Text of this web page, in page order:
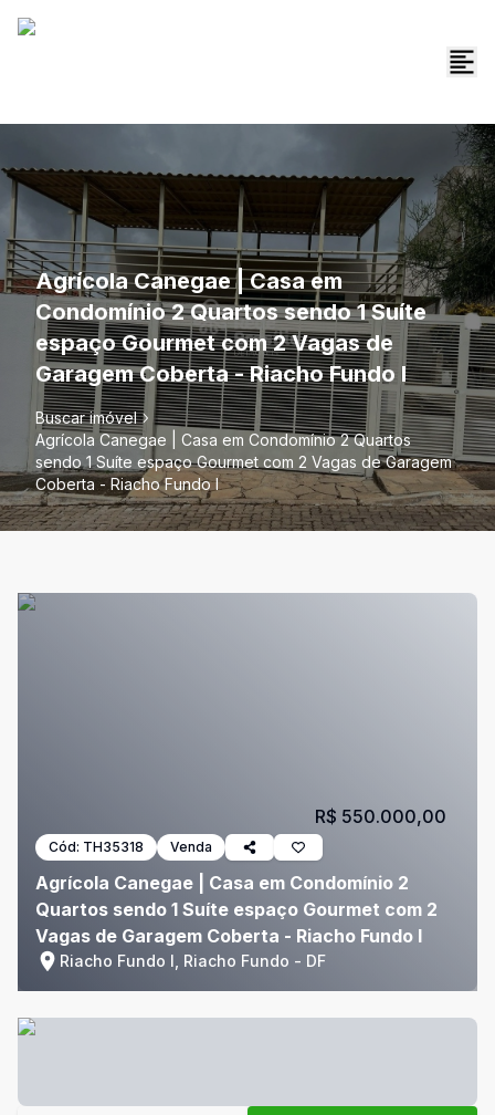
Agrícola Canegae | Casa em
Condomínio 2 Quartos sendo 1 Suíte
espaço Gourmet com 2 Vagas de
Garagem Coberta - Riacho Fundo I
Buscar imóvel
Agrícola Canegae | Casa em Condomínio 2 Quartos
sendo 1 Suíte espaço Gourmet com 2 Vagas de Garagem
Coberta - Riacho Fundo I
Cód: TH35318 Venda
Agrícola Canegae | Casa em Condomínio 2
Quartos sendo 1 Suíte espaço Gourmet com 2
Vagas de Garagem Coberta - Riacho Fundo I
Riacho Fundo I, Riacho Fundo - DF
R$ 550.000,00